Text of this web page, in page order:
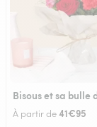
Bisous et sa bulle
À partir de41€95